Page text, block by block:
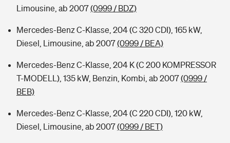
Limousine, ab 2007(0999 / BDZ)
Mercedes-Benz C-Klasse, 204 (C 320 CDI), 165 kW,
Diesel, Limousine, ab 2007(0999 / BEA)
Mercedes-Benz C-Klasse, 204 K (C 200 KOMPRESSOR
T-MODELL), 135 kW, Benzin, Kombi, ab 2007(0999 /
BEB)
Mercedes-Benz C-Klasse, 204 (C 220 CDI), 120 kW,
Diesel, Limousine, ab 2007(0999 / BET)